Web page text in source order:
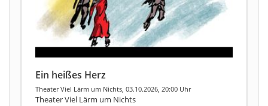
Ein heißes Herz
Theater Viel Lärm um Nichts, 03.10.2026, 20:00 Uhr
Theater Viel Lärm um Nichts